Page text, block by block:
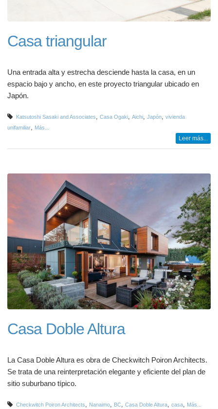
Casa triangular
Una entrada alta y estrecha desciende hasta la casa, en un
espacio bajo y ancho, en este proyecto triangular ubicado en
Japón.
Katsutoshi Sasaki and Associates Casa Ogaki Aichi Japón
vivienda
unifamiliar
Más...
Leer más...
Casa Doble Altura
La Casa Doble Altura es obra de Checkwitch Poiron Architects.
Se trata de una reinterpretación elegante y eficiente del plan de
sitio suburbano típico.
Checkwitch Poiron Architects, Nanaimo, BC, Casa Doble Altura, casa, Más...